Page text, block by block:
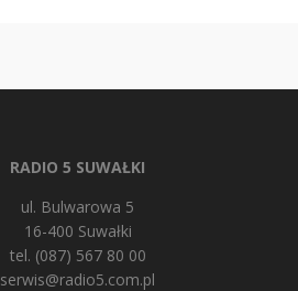
RADIO 5 SUWAŁKI
ul. Bulwarowa 5
16-400 Suwałki
tel. (087) 567 80 00
serwis@radio5.com.pl